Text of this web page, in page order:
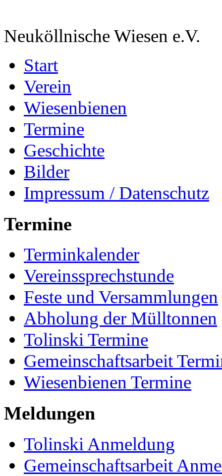
Neuköllnische Wiesen e.V.
Start
Verein
Wiesenbienen
Termine
Geschichte
Bilder
Impressum / Datenschutz
Termine
Terminkalender
Vereinssprechstunde
Feste und Versammlungen
Abholung der Mülltonnen
Tolinski Termine
Gemeinschaftsarbeit
Wiesenbienen Termine
Meldungen
Tolinski Anmeldung
Gemeinschaftsarbeit